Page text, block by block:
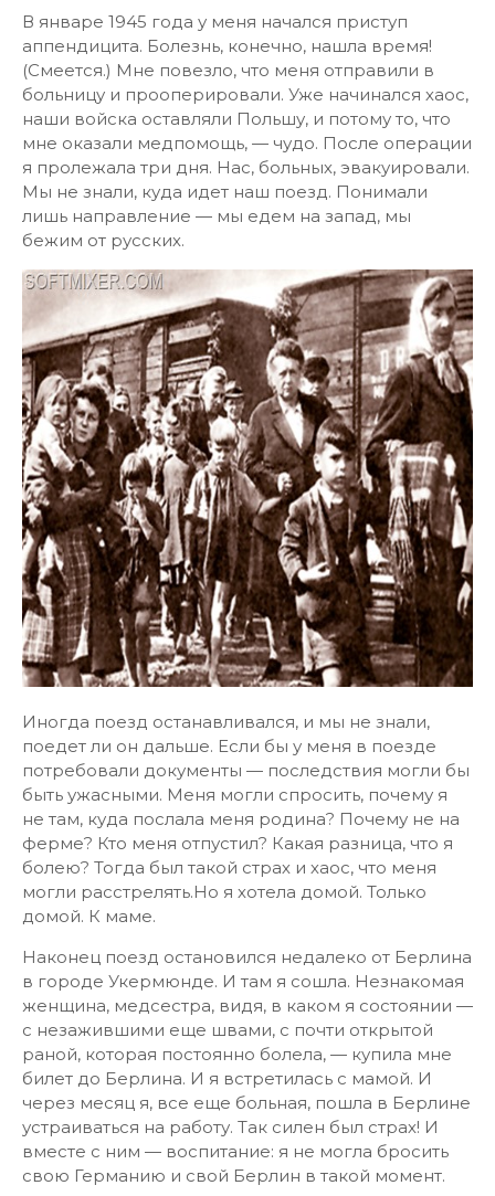
В январе 1945 года у меня начался приступ
аппендицита. Болезнь, конечно, нашла время!
(Смеется.) Мне повезло, что меня отправили в
больницу и прооперировали. Уже начинался хаос,
наши войска оставляли Польшу, и потому то, что
мне оказали медпомощь, — чудо. После операции
я пролежала три дня. Нас, больных, эвакуировали.
Мы не знали, куда идет наш поезд. Понимали
лишь направление — мы едем на запад, мы
бежим от русских.
Иногда поезд останавливался, и мы не знали,
поедет ли он дальше. Если бы у меня в поезде
потребовали документы — последствия могли бы
быть ужасными. Меня могли спросить, почему я
не там, куда послала меня родина? Почему не на
ферме? Кто меня отпустил? Какая разница, что я
болею? Тогда был такой страх и хаос, что меня
могли расстрелять.Но я хотела домой. Только
домой. К маме.
Наконец поезд остановился недалеко от Берлина
в городе Укермюнде. И там я сошла. Незнакомая
женщина, медсестра, видя, в каком я состоянии —
с незажившими еще швами, с почти открытой
раной, которая постоянно болела, — купила мне
билет до Берлина. И я встретилась с мамой. И
через месяц я, все еще больная, пошла в Берлине
устраиваться на работу. Так силен был страх! И
вместе с ним — воспитание: я не могла бросить
свою Германию и свой Берлин в такой момент.